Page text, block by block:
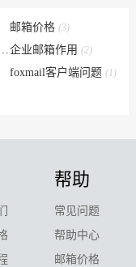
邮箱价格(3)
客户端问题企业邮箱作用(2)
foxmail客户端问题(1)
帮助
常见问题
帮助中心
邮箱价格